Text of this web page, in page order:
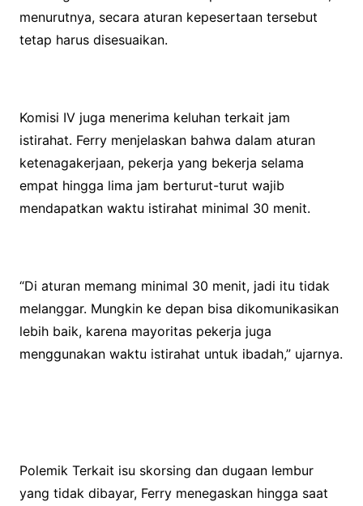
menurutnya, secara aturan kepesertaan tersebut
tetap harus disesuaikan.
Komisi IV juga menerima keluhan terkait jam
istirahat. Ferry menjelaskan bahwa dalam aturan
ketenagakerjaan, pekerja yang bekerja selama
empat hingga lima jam berturut-turut wajib
mendapatkan waktu istirahat minimal 30 menit.
“Di aturan memang minimal 30 menit, jadi itu tidak
melanggar. Mungkin ke depan bisa dikomunikasikan
lebih baik, karena mayoritas pekerja juga
menggunakan waktu istirahat untuk ibadah,” ujarnya.
Polemik Terkait isu skorsing dan dugaan lembur
yang tidak dibayar, Ferry menegaskan hingga saat